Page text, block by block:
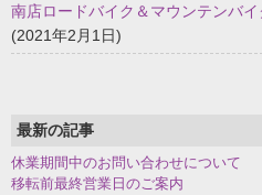
南店ロードバイク＆マウンテンバ
(2021年2月1日)
最新の記事
休業期間中のお問い合わせについて
移転前最終営業日のご案内